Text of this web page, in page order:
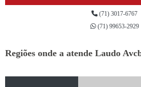
laudo bombeiro para alvará orçamento Juazeiro
(71) 3017-6767
(71) 99653-2929
Regiões onde a atende Laudo